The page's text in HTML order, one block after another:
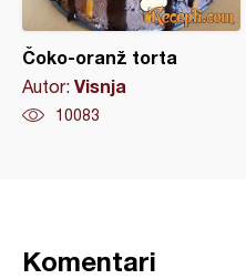
Čoko-oranž torta
Autor: Visnja
10083
Komentari